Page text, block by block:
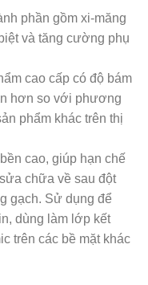
phần gồm xi-măng
và tăng cường phụ
cao cấp có độ bám
hơn so với phương
phẩm khác trên thị
cao, giúp hạn chế
chữa về sau đột
gạch. Sử dụng để
dùng làm lớp kết
trên các bề mặt khác